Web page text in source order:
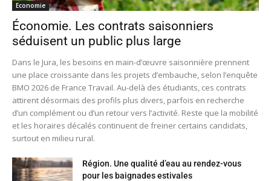
Economie
Économie. Les contrats saisonniers
séduisent un public plus large
Dans le Jura, les besoins en main-d’œuvre saisonnière prennent
une place croissante dans les projets d’embauche, selon l’enquête
BMO 2026 de France Travail. Au-delà des étudiants, ces contrats
attirent désormais des profils plus divers, parfois en recherche
d’un complément ou d’un retour vers l’activité. Reste que la mobilité
et les horaires décalés continuent de freiner certains candidats,
surtout en milieu rural.
Région. Une qualité d’eau au rendez-vous
pour les baignades estivales